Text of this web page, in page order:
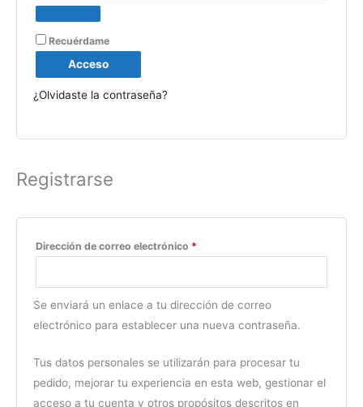
Recuérdame
Acceso
¿Olvidaste la contraseña?
Registrarse
Dirección de correo electrónico *
Se enviará un enlace a tu dirección de correo
electrónico para establecer una nueva contraseña.
Tus datos personales se utilizarán para procesar tu
pedido, mejorar tu experiencia en esta web, gestionar el
acceso a tu cuenta y otros propósitos descritos en